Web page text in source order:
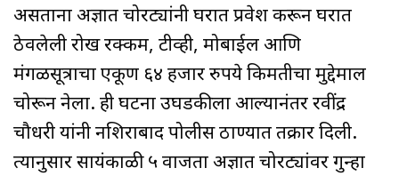
असताना अज्ञात चोरट्यांनी घरात प्रवेश करून घरात
ठेवलेली रोख रक्कम, टीव्ही, मोबाईल आणि
मंगळसूत्राचा एकूण ६४ हजार रुपये किमतीचा मुद्देमाल
चोरून नेला. ही घटना उघडकीला आल्यानंतर रवींद्र
चौधरी यांनी नशिराबाद पोलीस ठाण्यात तक्रार दिली.
त्यानुसार सायंकाळी ५ वाजता अज्ञात चोरट्यांवर गुन्हा